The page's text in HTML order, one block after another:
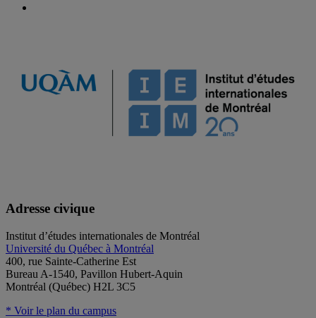
Adresse civique
Institut d’études internationales de Montréal
Université du Québec à Montréal
400, rue Sainte-Catherine Est
Bureau A-1540, Pavillon Hubert-Aquin
Montréal (Québec) H2L 3C5
* Voir le plan du campus